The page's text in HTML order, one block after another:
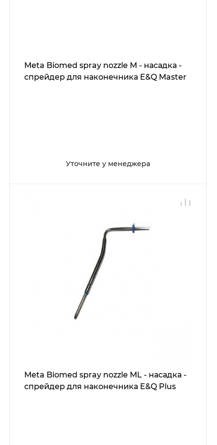
Meta Biomed spray nozzle M - насадка -
спрейдер для наконечника E&Q Master
Уточните у менеджера
Meta Biomed spray nozzle ML - насадка -
спрейдер для наконечника E&Q Plus